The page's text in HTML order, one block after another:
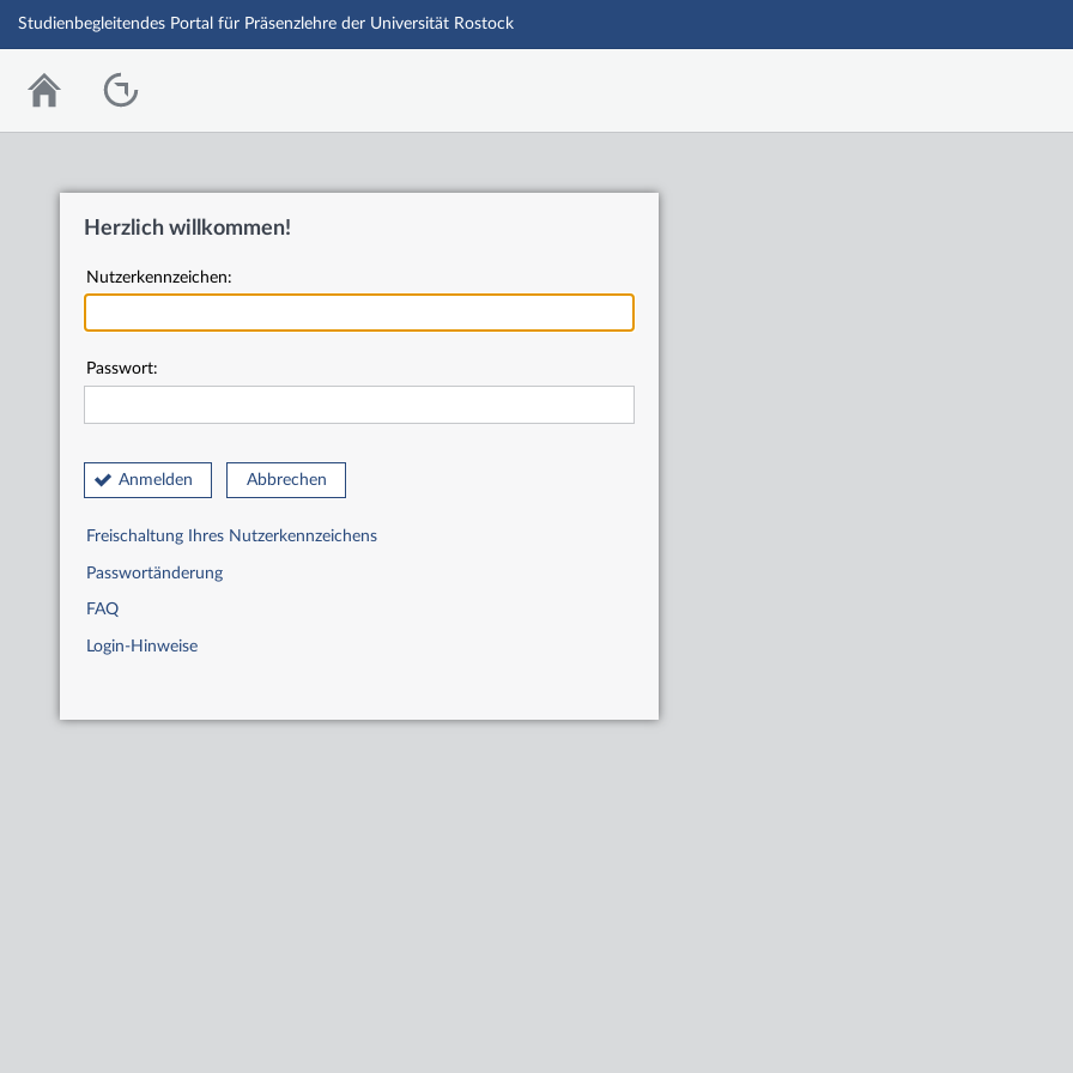
Studienbegleitendes Portal für Präsenzlehre der Universität Rostock
Herzlich willkommen!
Nutzerkennzeichen:
Passwort:
Anmelden Abbrechen
Freischaltung Ihres Nutzerkennzeichens
Passwortänderung
FAQ
Login-Hinweise